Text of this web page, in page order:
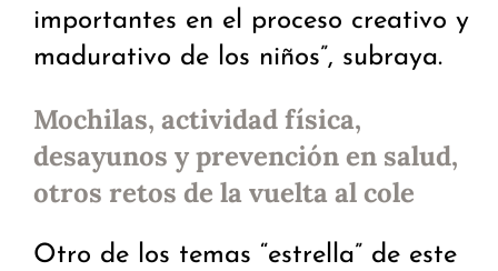
importantes en el proceso creativo y
madurativo de los niños”, subraya.
Mochilas, actividad física,
desayunos y prevención en salud,
otros retos de la vuelta al cole
Otro de los temas “estrella” de este